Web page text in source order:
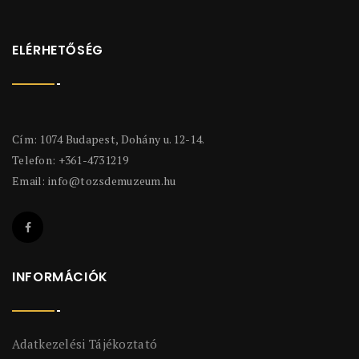
ELÉRHETŐSÉG
Cím: 1074 Budapest, Dohány u. 12-14.
Telefon: +361-4731219
Email: info@tozsdemuzeum.hu
INFORMÁCIÓK
Adatkezelési Tájékoztató